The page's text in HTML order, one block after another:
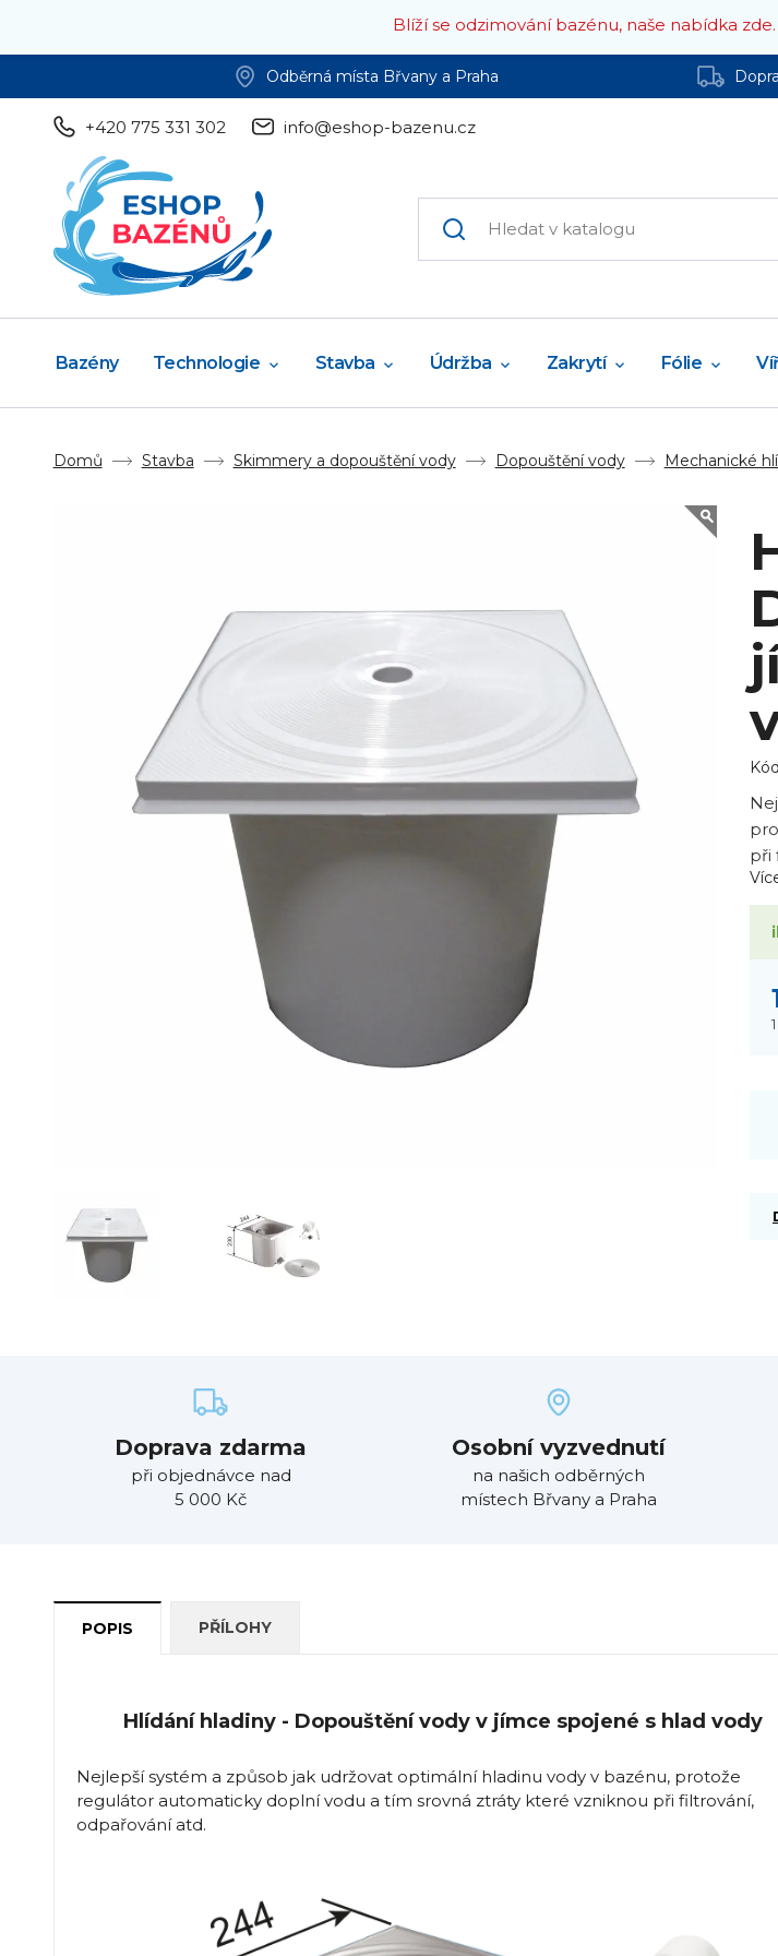
Blíží se odzimování bazénu, naše nabídka zde.
Odběrná místa Břvany a Praha
+420 775 331 302 info@eshop-bazenu.cz
Bazény Technologie Stavba Údržba Zakrytí Fólie
Domů Stavba Skimmery a dopouštění vody Dopouštění vody Mechanické
při
Doprava zdarma
při objednávce nad
5 000 Kč
Osobní vyzvednutí
na našich odběrných
místech Břvany a Praha
POPIS PŘÍLOHY
Hlídání hladiny - Dopouštění vody v jímce spojené s hlad vody
Nejlepší systém a způsob jak udržovat optimální hladinu vody v bazénu, protože
regulátor automaticky doplní vodu a tím srovná ztráty které vzniknou při filtrování,
odpařování atd.